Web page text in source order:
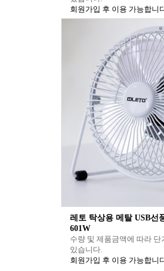
회원가입 후 이용 가능합니
레토 탁상용 메탈 USB선
601W
수량 및 제품금액에 따라 단
있습니다.
회원가입 후 이용 가능합니